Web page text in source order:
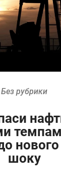
Без рубрики
шоку